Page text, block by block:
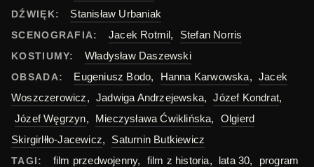
DŹWIĘK: Stanisław Urbaniak
SCENOGRAFIA: Jacek Rotmil, Stefan Norris
KOSTIUMY: Władysław Daszewski
OBSADA: Eugeniusz Bodo, Hanna Karwowska, Jacek
Woszczerowicz, Jadwiga Andrzejewska, Józef Kondrat,
Józef Węgrzyn, Mieczysława Ćwiklińska,
Olgierd
Skirgirlłło-Jacewicz, Saturnin Butkiewicz
TAGI: film przedwojenny, film z historia, lata 30,
program